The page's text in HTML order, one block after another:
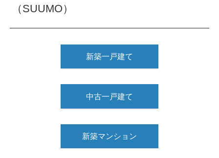
（SUUMO）
新築一戸建て
中古一戸建て
新築マンション